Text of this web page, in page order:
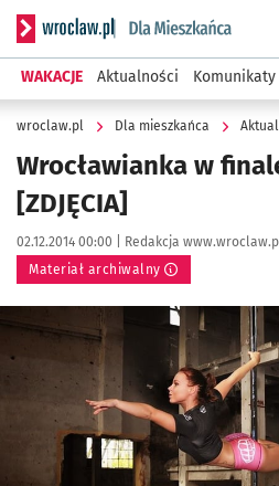
Serwis informacyjny wroclaw.pl
WAKACJE Aktualności Komunikaty
wroclaw.pl Dla mieszkańca
Wrocławianka w
[ZDJĘCIA]
Data publikacji:
02.12.2014 00:00 | Autor:
Redakcja
Materiał archiwalny
Kliknij, aby powiększyć